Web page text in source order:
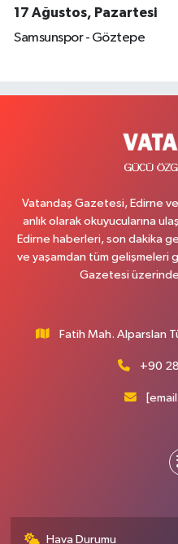
17 Ağustos, Pazartesi
Samsunspor - Göztepe
Vatandaş Gazetesi, Edirne
anlık olarak okuyucularına
Edirne haberleri, son dakika
ve yaşamdan tüm gelişmeleri
Gazetesi
Fatih Mah. Alparslan
+90
Hava Durumu